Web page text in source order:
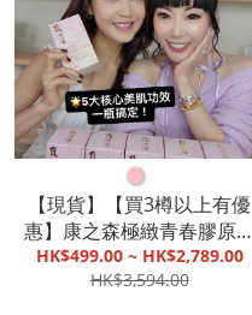
●
【現貨】【買3樽以上有優
惠】康之森極緻青春膠原蛋
白NMN|美白淡斑|喚醒細胞
美肌能量|延緩老化
HK$499.00 ~ HK$2,789.00
HK$3,594.00